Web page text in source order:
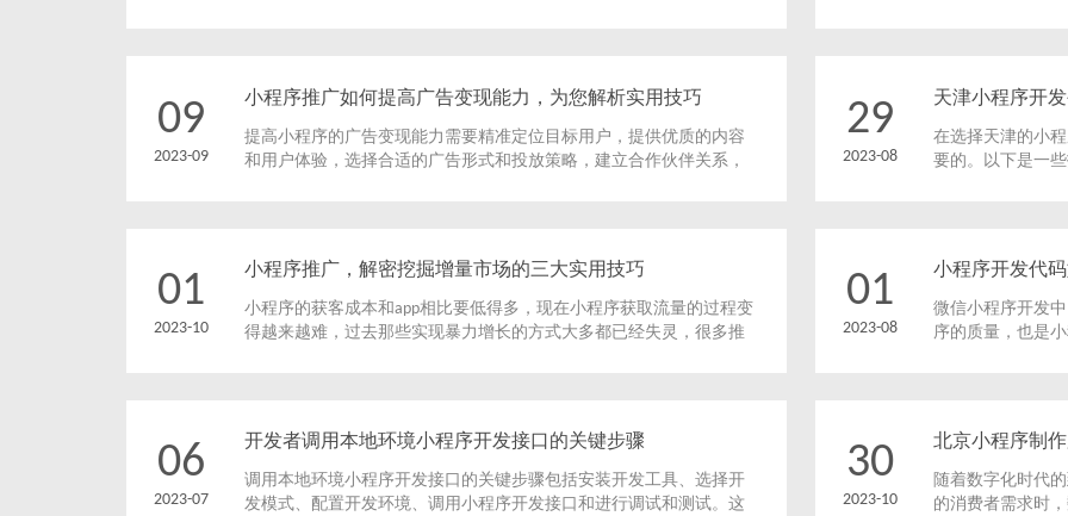
商业成功。
09
2023-09
小程序推广如何提高广告变现能力，为您解析实用技巧
提高小程序的广告变现能力需要精准定位目标用户，提供优质的内容
和用户体验，选择合适的广告形式和投放策略，建立合作伙伴关系，
29
2023-08
天津小程序开
在选择天津的小
要的。以下是一
01
2023-10
小程序推广，解密挖掘增量市场的三大实用技巧
小程序的获客成本和app相比要低得多，现在小程序获取流量的过程变
得越来越难，过去那些实现暴力增长的方式大多都已经失灵，很多推
01
2023-08
小程序开发代
微信小程序开发
序的质量，也是
06
2023-07
开发者调用本地环境小程序开发接口的关键步骤
调用本地环境小程序开发接口的关键步骤包括安装开发工具、选择开
发模式、配置开发环境、调用小程序开发接口和进行调试和测试。这
30
2023-10
北京小程序制
随着数字化时代
的消费者需求时